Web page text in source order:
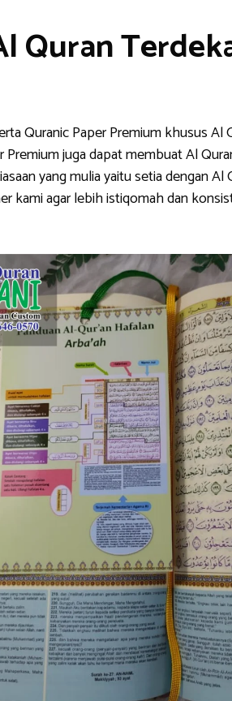
Quran
Quranic Paper Premium khusus
juga dapat membuat Al
yang mulia yaitu setia dengan
agar lebih istiqomah dan